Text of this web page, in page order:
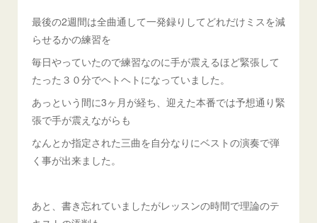
最後の2週間は全曲通して一発録りしてどれだけミスを減
らせるかの練習を
毎日やっていたので練習なのに手が震えるほど緊張して
たった３０分でヘトヘトになっていました。
あっという間に3ヶ月が経ち、迎えた本番では予想通り緊
張で手が震えながらも
なんとか指定された三曲を自分なりにベストの演奏で弾
く事が出来ました。
あと、書き忘れていましたがレッスンの時間で理論のテ